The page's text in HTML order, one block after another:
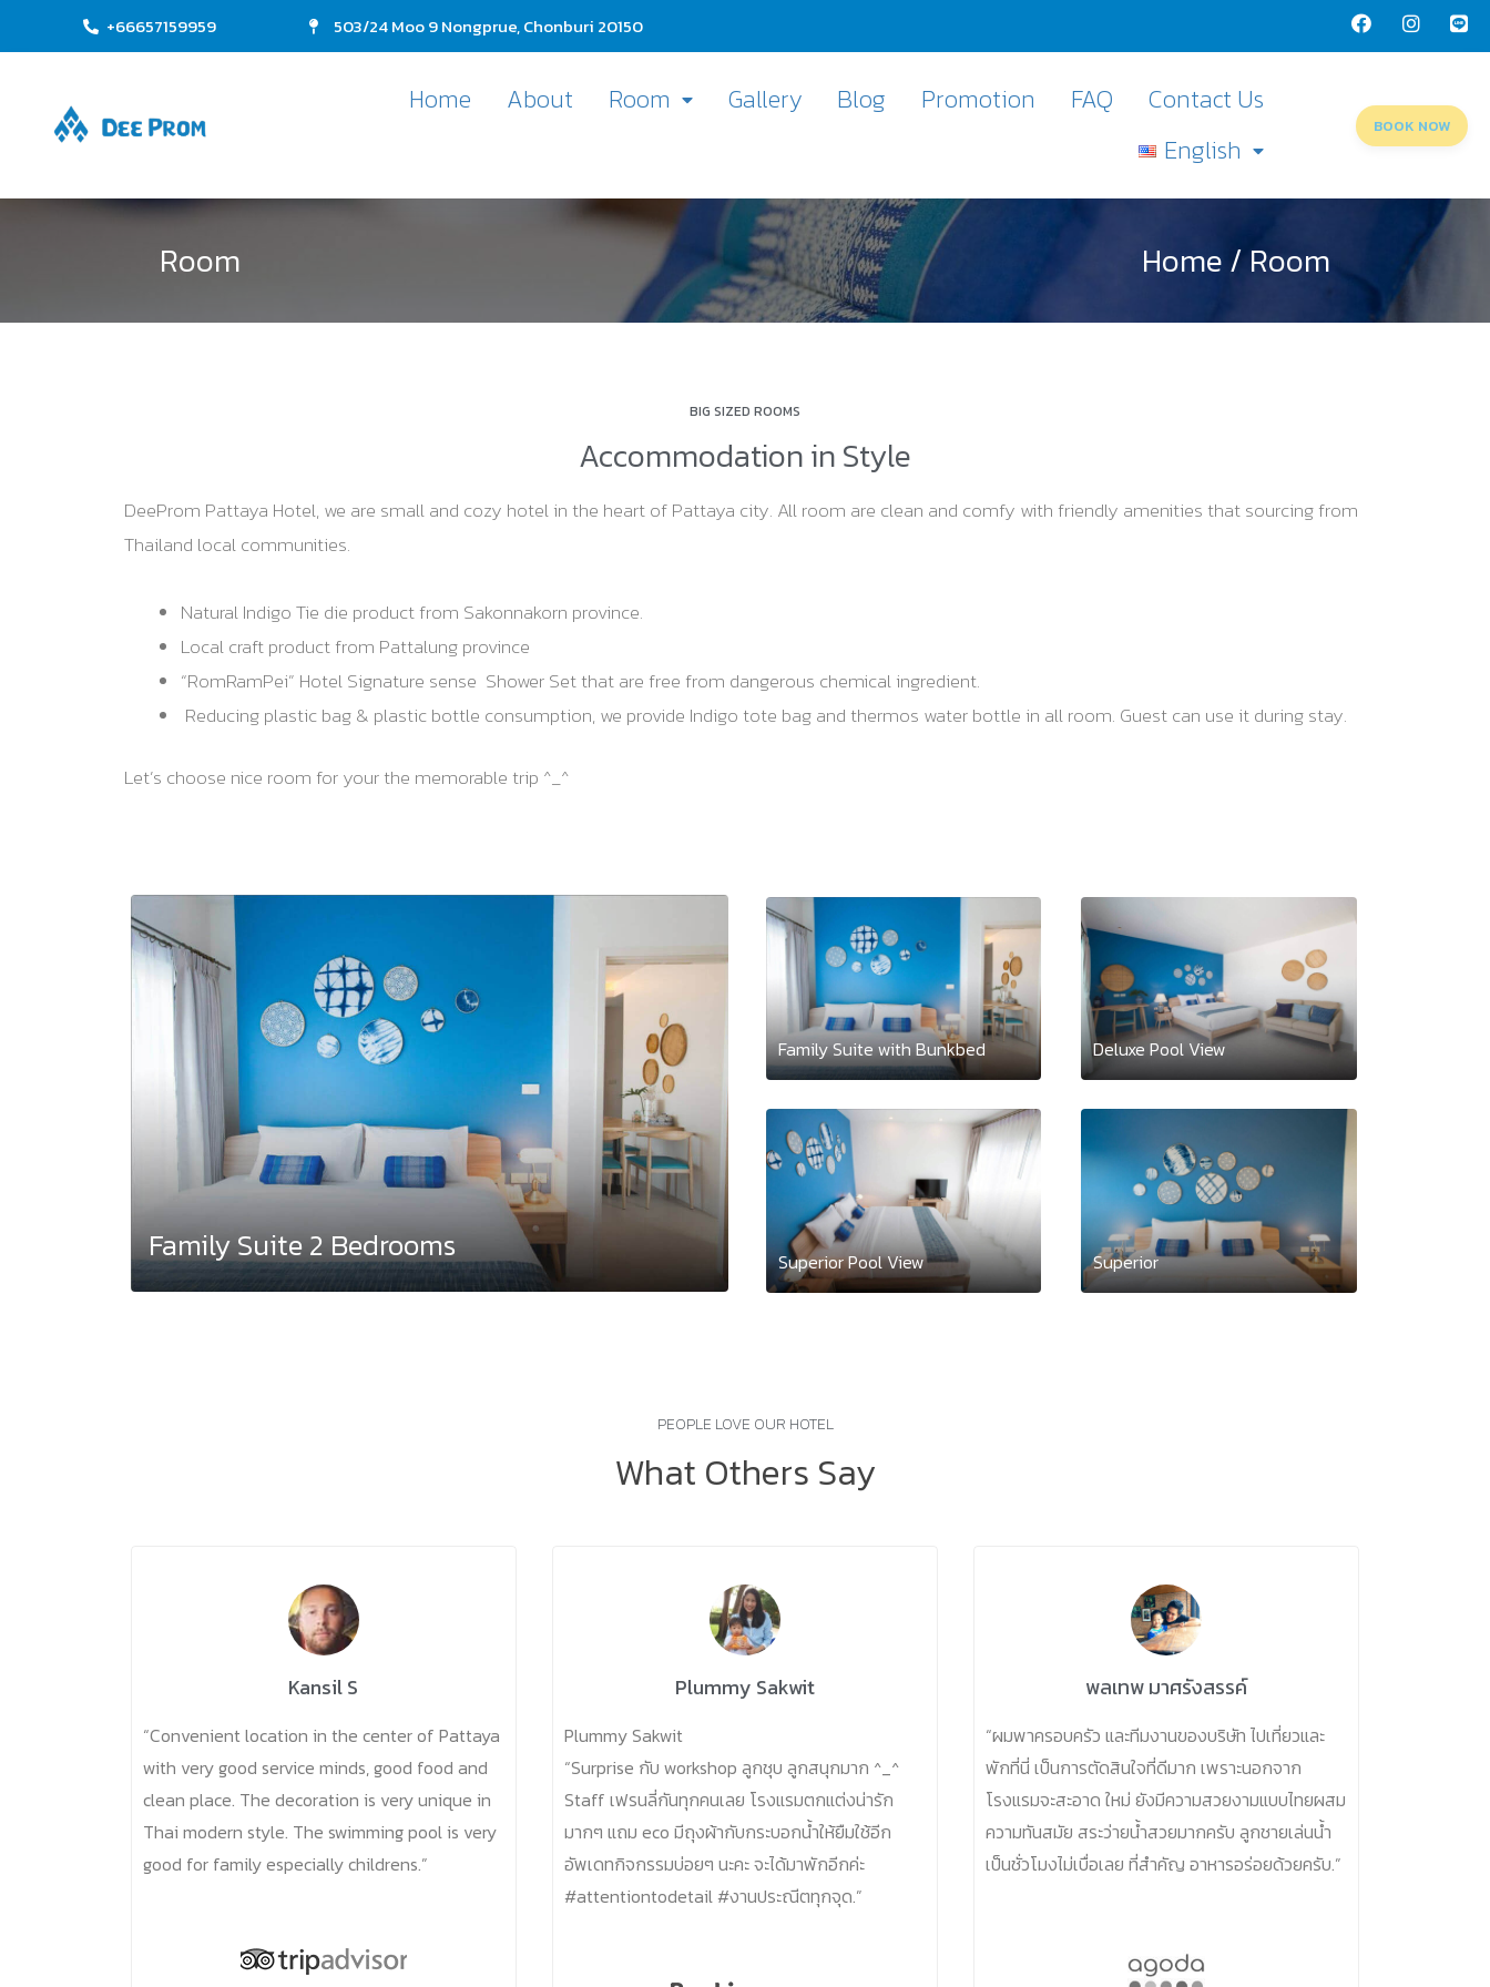
+66657159959 503/24 Moo 9 Nongprue, Chonburi 20150
Home About Room Gallery Blog Promotion FAQ
Contact Us
English
BOOK NOW
Room Home / Room
BIG SIZED ROOMS
Accommodation in Style
DeeProm Pattaya Hotel, we are small and cozy hotel in the heart of Pattaya city. All room are clean and comfy with friendly amenities that sourcing from
Thailand local communities.
Natural Indigo Tie die product from Sakonnakorn province.
Local craft product from Pattalung province
“RomRamPei” Hotel Signature sense Shower Set that are free from dangerous chemical ingredient.
Reducing plastic bag & plastic bottle consumption, we provide Indigo tote bag and thermos water bottle in all room. Guest can use it during stay.
Let’s choose nice room for your the memorable trip ^_^
Family Suite 2 Bedrooms
Family Suite with Bunkbed Deluxe Pool View
Superior Pool View Superior
PEOPLE LOVE OUR HOTEL
What Others Say
Kansil S
“Convenient location in the center of Pattaya
with very good service minds, good food and
clean place. The decoration is very unique in
Thai modern style. The swimming pool is very
good for family especially childrens.”
Plummy Sakwit
Plummy Sakwit
“Surprise กับ workshop ลูกชุบ ลูกสนุกมาก ^_^
Staff เฟรนลี่กันทุกคนเลย โรงแรมตกแต่งน่ารัก
มากๆ แถม eco มีถุงผ้ากับกระบอกน้ำให้ยืมใช้อีก
อัพเดทกิจกรรมบ่อยๆ นะคะ จะได้มาพักอีกค่ะ
#attentiontodetail #งานประณีตทุกจุด.”
พลเทพ มาศรังสรรค์
“ผมพาครอบครัว และทีมงานของบริษัท ไปเที่ยวและ
พักที่นี่ เป็นการตัดสินใจที่ดีมาก เพราะนอกจาก
โรงแรมจะสะอาด ใหม่ ยังมีความสวยงามแบบไทยผสม
ความทันสมัย สระว่ายน้ำสวยมากครับ ลูกชายเล่นน้ำ
เป็นชั่วโมงไม่เบื่อเลย ที่สำคัญ อาหารอร่อยด้วยครับ.”